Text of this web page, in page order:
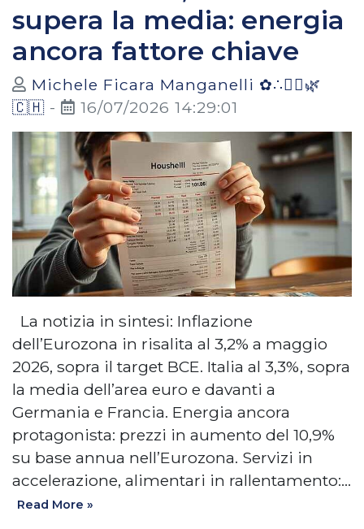
supera la media: energia
ancora fattore chiave
Michele Ficara Manganelli ✿∴♛🌿
🇨🇭 - 16/07/2026 14:29:01
La notizia in sintesi: Inflazione
dell’Eurozona in risalita al 3,2% a maggio
2026, sopra il target BCE. Italia al 3,3%, sopra
la media dell’area euro e davanti a
Germania e Francia. Energia ancora
protagonista: prezzi in aumento del 10,9%
su base annua nell’Eurozona. Servizi in
accelerazione, alimentari in rallentamento:…
Read More »